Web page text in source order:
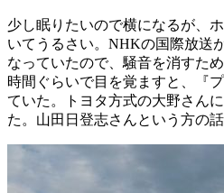
少し眠りたいので横になるが、
いてうるさい。NHKの国際放送
なっていたので、騒音を消すた
時間ぐらいで目を覚ますと、『
ていた。トヨタ方式の大野さん
た。山田日登志さんという方の